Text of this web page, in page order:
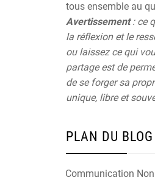
tous ensemble au
Avertissement: ce
la réflexion et le
ou laissez ce qui
partage est de
de se forger sa
unique, libre et
PLAN DU BLOG
Communication